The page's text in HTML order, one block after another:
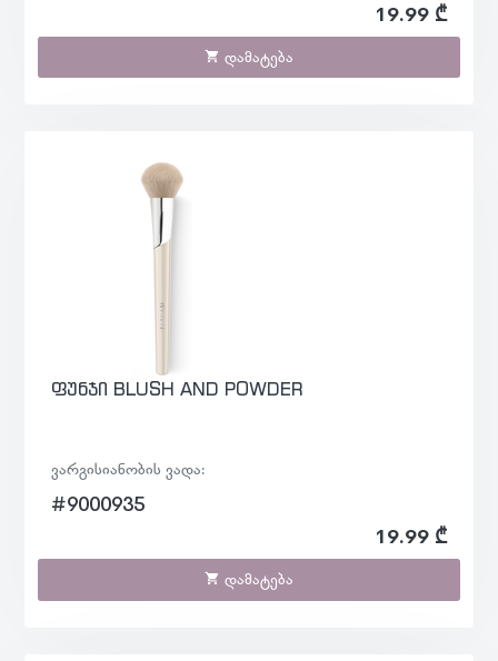
19.99 ₾
დამატება
ფუნჯი BLUSH AND POWDER
ვარგისიანობის ვადა:
#9000935
19.99 ₾
დამატება